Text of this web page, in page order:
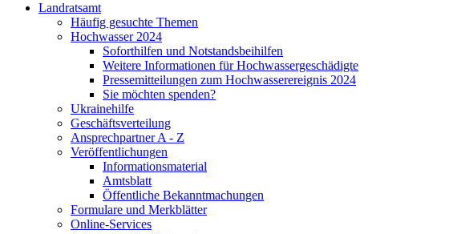
Landratsamt
Häufig gesuchte Themen
Hochwasser 2024
Soforthilfen und Notstandsbeihilfen
Weitere Informationen für Hochwassergeschädigte
Pressemitteilungen zum Hochwasserereignis 2024
Sie möchten spenden?
Ukrainehilfe
Geschäftsverteilung
Ansprechpartner A - Z
Veröffentlichungen
Informationsmaterial
Amtsblatt
Öffentliche Bekanntmachungen
Formulare und Merkblätter
Online-Services